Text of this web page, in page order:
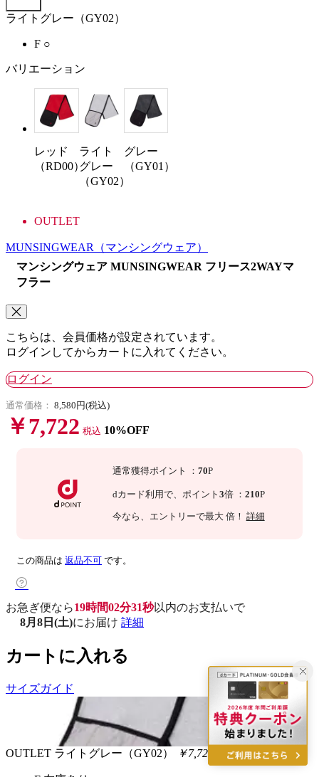
ライトグレー（GY02）
F ○
バリエーション
レッド
（RD00）
ライト
グレー
（GY02）
グレー
（GY01）
OUTLET
MUNSINGWEAR
（マンシングウェア）
マンシングウェア MUNSINGWEAR フリース2WAYマ
フラー
こちらは、会員価格が設定されています。
ログインしてからカートに入れてください。
ログイン
通常価格： 8,580円(税込)
￥7,722 税込 10%OFF
通常獲得ポイント ： 70P
dカード利用で、 ポイント 3倍 ： 210P
今なら 、エントリーで最大 倍！ 詳細
この商品は 返品不可 です。
お急ぎ便なら19時間02分30秒以内のお支払いで
8月8日(土)にお届け 詳細
カートに入れる
サイズガイド
OUTLET ライトグレー（GY02） ￥7,722 税込